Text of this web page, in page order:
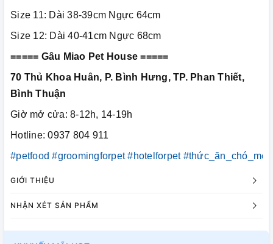
Size 11: Dài 38-39cm Ngực 64cm
Size 12: Dài 40-41cm Ngực 68cm
===== Gâu Miao Pet House =====
70 Thủ Khoa Huân, P. Bình Hưng, TP. Phan Thiết,
Bình Thuận
Giờ mở cửa: 8-12h, 14-19h
Hotline: 0937 804 911
#petfood #groomingforpet #hotelforpet #thức_ăn_chó_mèo
GIỚI THIỆU
NHẬN XÉT SẢN PHẨM